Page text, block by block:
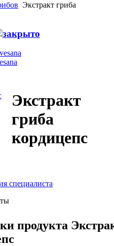
Экстракт гриба
Экстракт
гриба
кордицепс
специалиста
продукта